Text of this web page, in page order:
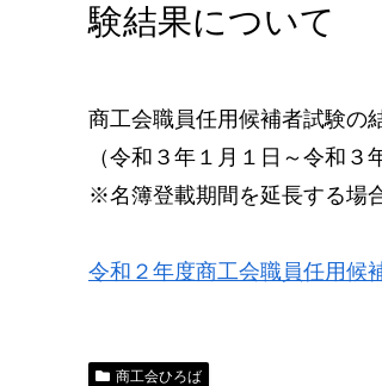
験結果について
商工会職員任用候補者試験の
（令和３年１月１日～令和３
※名簿登載期間を延長する場
令和２年度商工会職員任用候
商工会ひろば